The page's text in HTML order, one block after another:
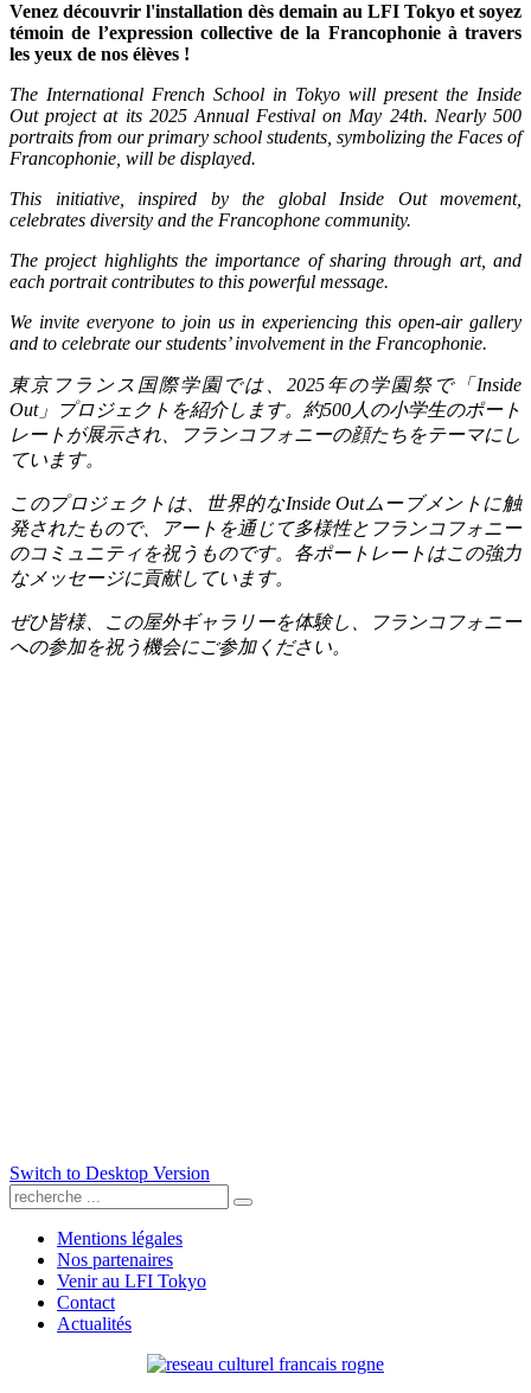
Venez découvrir l'installation dès demain au LFI Tokyo et soyez
témoin de l’expression collective de la Francophonie à travers
les yeux de nos élèves !
The International French School in Tokyo will present the Inside
Out project at its 2025 Annual Festival on May 24th. Nearly 500
portraits from our primary school students, symbolizing the Faces of
Francophonie, will be displayed.
This initiative, inspired by the global Inside Out movement,
celebrates diversity and the Francophone community.
The project highlights the importance of sharing through art, and
each portrait contributes to this powerful message.
We invite everyone to join us in experiencing this open-air gallery
and to celebrate our students’ involvement in the Francophonie.
東京フランス国際学園では、 2025年の学園祭で「 Inside
Out」プロジェクトを紹介します。約500 人の小学生のポート
レートが展示され、フランコフォニーの顔たちをテーマにし
ています。
このプロジェクトは、世界的なInside Outムーブメントに触
発されたもので、アートを通じて多様性とフランコフォニー
のコミュニティを祝うものです。各ポートレートはこの強力
なメッセージに貢献しています。
ぜひ皆様、この屋外ギャラリーを体験し、フランコフォニー
への参加を祝う機会にご参加ください。
Switch to Desktop Version
Mentions légales
Nos partenaires
Venir au LFI Tokyo
Contact
Actualités